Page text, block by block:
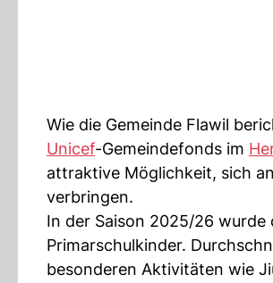
Wie die Gemeinde Flawil
Unicef-Gemeindefonds im
attraktive Möglichkeit, sich
verbringen.
In der Saison 2025/26
Primarschulkinder.
besonderen Aktivitäten wie